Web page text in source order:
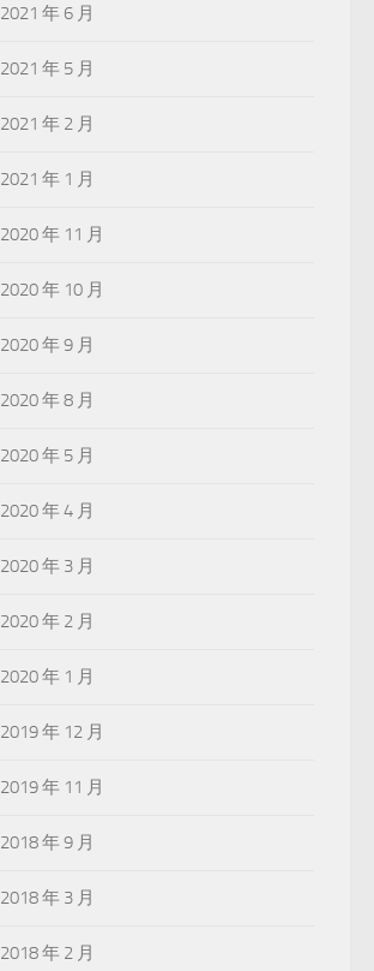
2021 年 6 月
2021 年 5 月
2021 年 2 月
2021 年 1 月
2020 年 11 月
2020 年 10 月
2020 年 9 月
2020 年 8 月
2020 年 5 月
2020 年 4 月
2020 年 3 月
2020 年 2 月
2020 年 1 月
2019 年 12 月
2019 年 11 月
2018 年 9 月
2018 年 3 月
2018 年 2 月